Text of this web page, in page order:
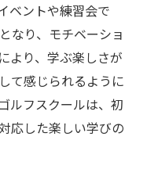
ベントや練習会で
なり、モチベーショ
より、学ぶ楽しさが
て感じられるように
ルフスクールは、初
応した楽しい学びの